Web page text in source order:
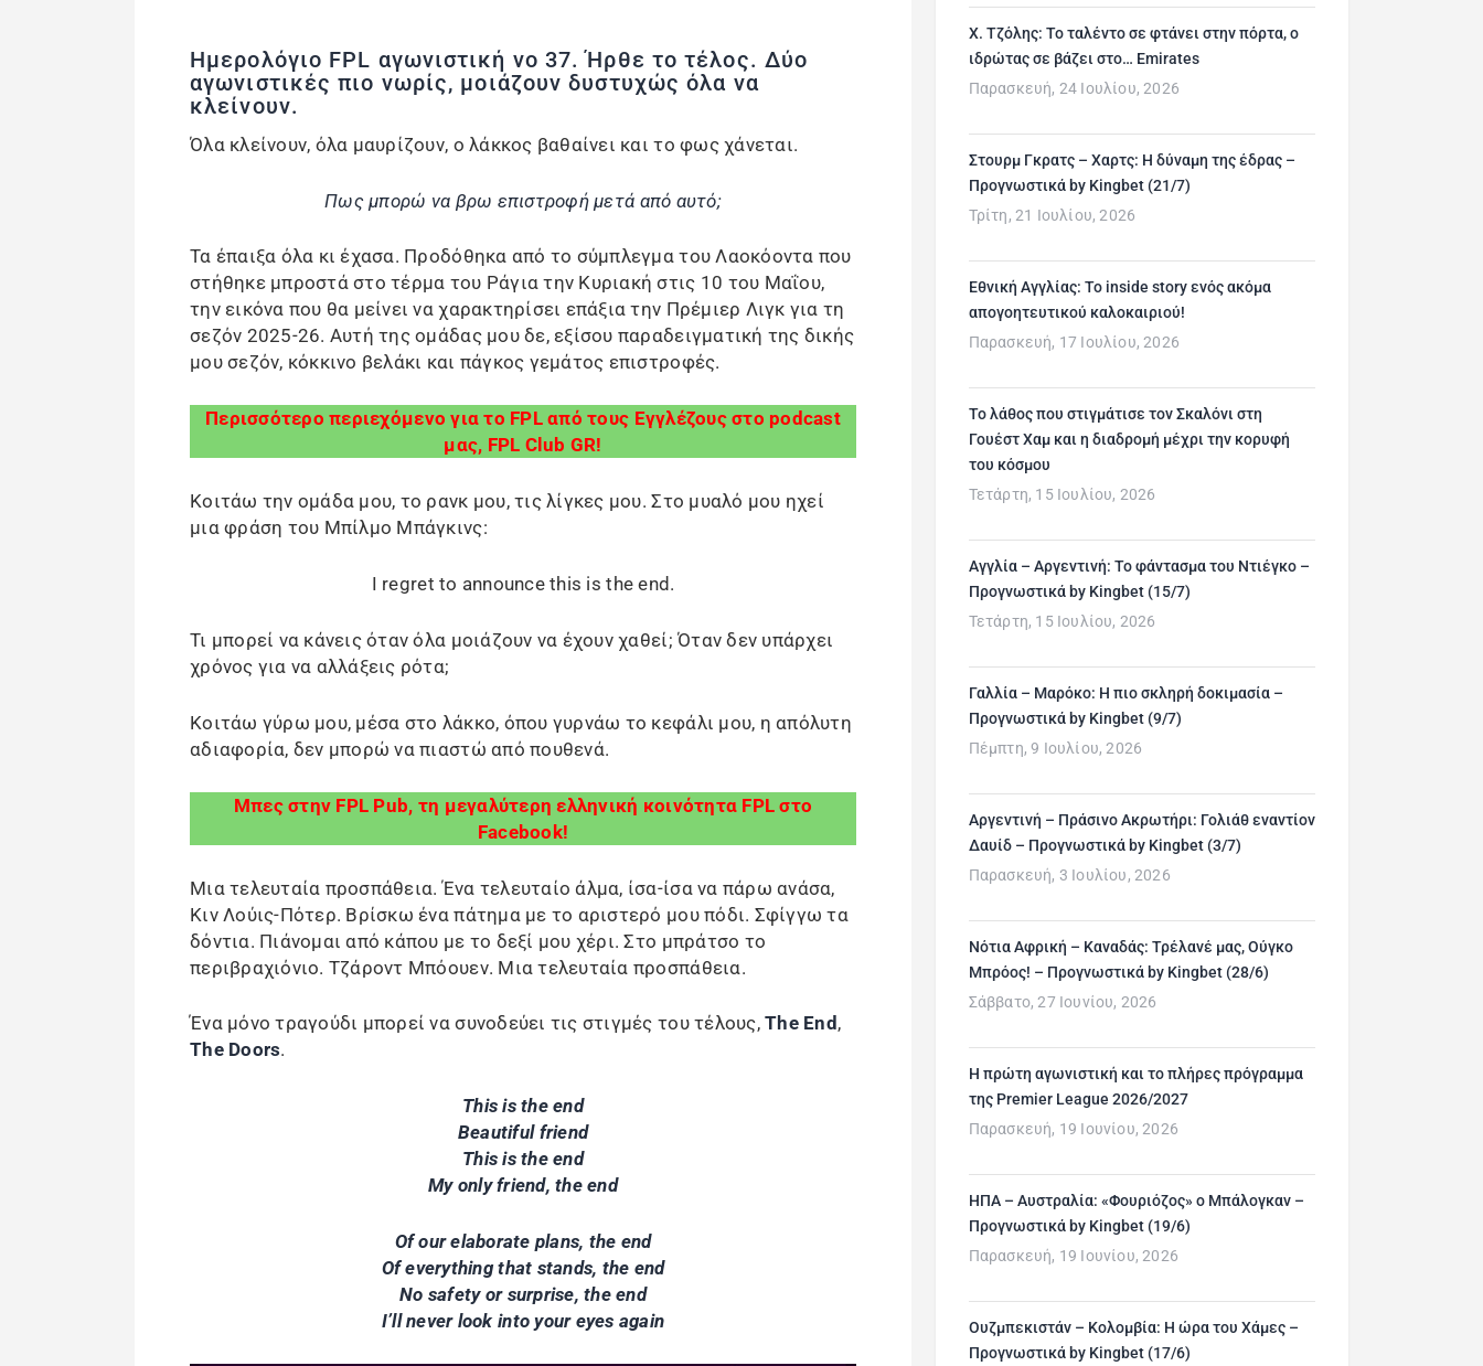
Ημερολόγιο FPL αγωνιστική νο 37. Ήρθε το τέλος. Δύο
αγωνιστικές πιο νωρίς, μοιάζουν δυστυχώς όλα να
κλείνουν.
Όλα κλείνουν, όλα μαυρίζουν, ο λάκκος βαθαίνει και το φως χάνεται.
Πως μπορώ να βρω επιστροφή μετά από αυτό;
Τα έπαιξα όλα κι έχασα. Προδόθηκα από το σύμπλεγμα του Λαοκόοντα που
στήθηκε μπροστά στο τέρμα του Ράγια την Κυριακή στις 10 του Μαΐου,
την εικόνα που θα μείνει να χαρακτηρίσει επάξια την Πρέμιερ Λιγκ για τη
σεζόν 2025-26. Αυτή της ομάδας μου δε, εξίσου παραδειγματική της δικής
μου σεζόν, κόκκινο βελάκι και πάγκος γεμάτος επιστροφές.
Περισσότερο περιεχόμενο για το FPL από τους Εγγλέζους στο podcast
μας, FPL Club GR!
Κοιτάω την ομάδα μου, το ρανκ μου, τις λίγκες μου. Στο μυαλό μου ηχεί
μια φράση του Μπίλμο Μπάγκινς:
I regret to announce this is the end.
Τι μπορεί να κάνεις όταν όλα μοιάζουν να έχουν χαθεί; Όταν δεν υπάρχει
χρόνος για να αλλάξεις ρότα;
Κοιτάω γύρω μου, μέσα στο λάκκο, όπου γυρνάω το κεφάλι μου, η απόλυτη
αδιαφορία, δεν μπορώ να πιαστώ από πουθενά.
Μπες στην FPL Pub, τη μεγαλύτερη ελληνική κοινότητα FPL στο
Facebook!
Μια τελευταία προσπάθεια. Ένα τελευταίο άλμα, ίσα-ίσα να πάρω ανάσα,
Κιν Λούις-Πότερ. Βρίσκω ένα πάτημα με το αριστερό μου πόδι. Σφίγγω τα
δόντια. Πιάνομαι από κάπου με το δεξί μου χέρι. Στο μπράτσο το
περιβραχιόνιο. Τζάροντ Μπόουεν. Μια τελευταία προσπάθεια.
Ένα μόνο τραγούδι μπορεί να συνοδεύει τις στιγμές του τέλους,The End ,
The Doors.
This is the end
Beautiful friend
This is the end
My only friend, the end
Of our elaborate plans, the end
Of everything that stands, the end
No safety or surprise, the end
I’ll never look into your eyes again
Χ. Τζόλης: Το ταλέντο σε φτάνει στην πόρτα, ο
ιδρώτας σε βάζει στο… Emirates
Παρασκευή, 24 Ιουλίου, 2026
Στουρμ Γκρατς – Χαρτς: Η δύναμη της έδρας –
Προγνωστικά by Kingbet (21/7)
Τρίτη, 21 Ιουλίου, 2026
Εθνική Αγγλίας: Το inside story ενός ακόμα
απογοητευτικού καλοκαιριού!
Παρασκευή, 17 Ιουλίου, 2026
Το λάθος που στιγμάτισε τον Σκαλόνι στη
Γουέστ Χαμ και η διαδρομή μέχρι την κορυφή
του κόσμου
Τετάρτη, 15 Ιουλίου, 2026
Αγγλία – Αργεντινή: Το φάντασμα του Ντιέγκο –
Προγνωστικά by Kingbet (15/7)
Τετάρτη, 15 Ιουλίου, 2026
Γαλλία – Μαρόκο: Η πιο σκληρή δοκιμασία –
Προγνωστικά by Kingbet (9/7)
Πέμπτη, 9 Ιουλίου, 2026
Αργεντινή – Πράσινο Ακρωτήρι: Γολιάθ εναντίον
Δαυίδ – Προγνωστικά by Kingbet (3/7)
Παρασκευή, 3 Ιουλίου, 2026
Νότια Αφρική – Καναδάς: Τρέλανέ μας, Ούγκο
Μπρόος! – Προγνωστικά by Kingbet (28/6)
Σάββατο, 27 Ιουνίου, 2026
H πρώτη αγωνιστική και το πλήρες πρόγραμμα
της Premier League 2026/2027
Παρασκευή, 19 Ιουνίου, 2026
ΗΠΑ – Αυστραλία: «Φουριόζος» ο Μπάλογκαν –
Προγνωστικά by Kingbet (19/6)
Παρασκευή, 19 Ιουνίου, 2026
Ουζμπεκιστάν – Κολομβία: Η ώρα του Χάμες –
Προγνωστικά by Kingbet (17/6)